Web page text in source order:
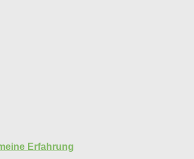
Erfahrung